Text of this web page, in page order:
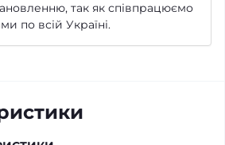
так як співпрацюємо
по всій Україні.